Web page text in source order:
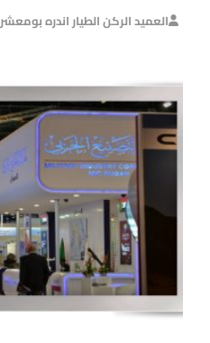
العميد الركن الطيار اندره بومعشر